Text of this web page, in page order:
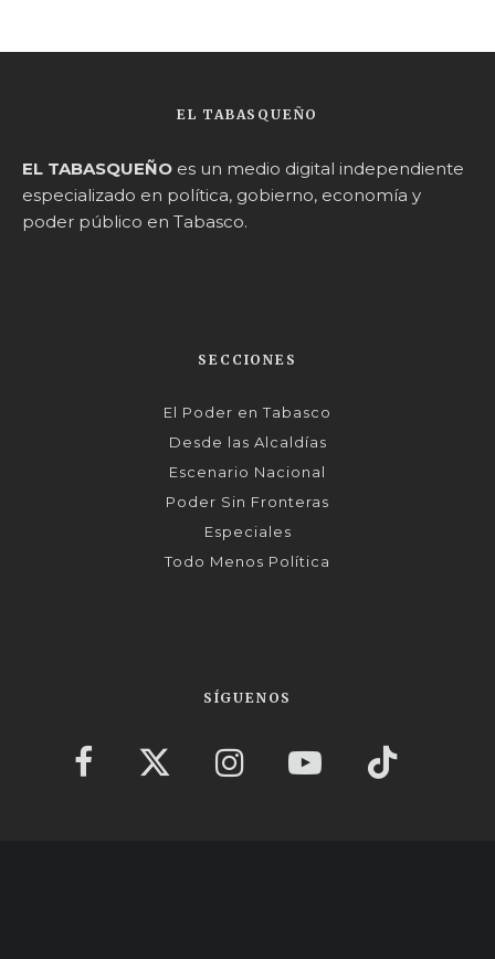
EL TABASQUEÑO
EL TABASQUEÑO es un medio digital independiente
especializado en política, gobierno, economía y
poder público en Tabasco.
SECCIONES
El Poder en Tabasco
Desde las Alcaldías
Escenario Nacional
Poder Sin Fronteras
Especiales
Todo Menos Política
SÍGUENOS